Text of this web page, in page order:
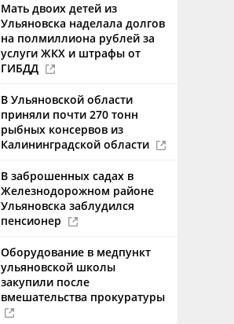
Мать двоих детей из
Ульяновска наделала долгов
на полмиллиона рублей за
услуги ЖКХ и штрафы от
ГИБДД
В Ульяновской области
приняли почти 270 тонн
рыбных консервов из
Калининградской области
В заброшенных садах в
Железнодорожном районе
Ульяновска заблудился
пенсионер
Оборудование в медпункт
ульяновской школы
закупили после
вмешательства прокуратуры